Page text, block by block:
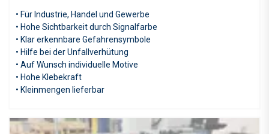
• Für Industrie, Handel und Gewerbe
• Hohe Sichtbarkeit durch Signalfarbe
• Klar erkennbare Gefahrensymbole
• Hilfe bei der Unfallverhütung
• Auf Wunsch individuelle Motive
• Hohe Klebekraft
• Kleinmengen lieferbar